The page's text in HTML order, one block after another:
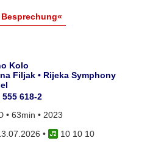
Besprechung«
Kolo
Filjak • Rijeka Symphony
618-2
• 63min • 2023
•
10 10 10